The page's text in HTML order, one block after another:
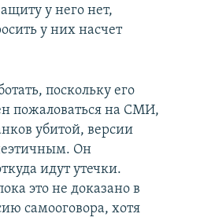
у него нет,
у них насчет
поскольку его
пожаловаться на СМИ,
убитой, версии
Он
идут утечки.
это не доказано в
самооговора, хотя